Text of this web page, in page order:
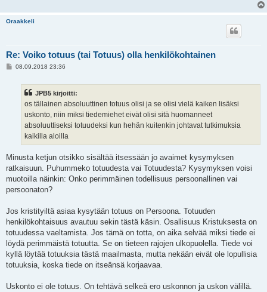
Oraakkeli
Re: Voiko totuus (tai Totuus) olla henkilökohtainen
V08.09.2018 23:36
JPB5 kirjoitti:
os tällainen absoluuttinen totuus olisi ja se olisi vielä kaiken lisäksi
uskonto, niin miksi tiedemiehet eivät olisi sitä huomanneet
absoluuttiseksi totuudeksi kun hehän kuitenkin johtavat tutkimuksia
kaikilla aloilla
Minusta ketjun otsikko sisältää itsessään jo avaimet kysymyksen
ratkaisuun. Puhummeko totuudesta vai Totuudesta? Kysymyksen voisi
muotoilla näinkin: Onko perimmäinen todellisuus persoonallinen vai
persoonaton?
Jos kristityiltä asiaa kysytään totuus on Persoona. Totuuden
henkilökohtaisuus avautuu sekin tästä käsin. Osallisuus Kristuksesta on
totuudessa vaeltamista. Jos tämä on totta, on aika selvää miksi tiede ei
löydä perimmäistä totuutta. Se on tieteen rajojen ulkopuolella. Tiede voi
kyllä löytää totuuksia tästä maailmasta, mutta nekään eivät ole lopullisia
totuuksia, koska tiede on itseänsä korjaavaa.
Uskonto ei ole totuus. On tehtävä selkeä ero uskonnon ja uskon välillä.